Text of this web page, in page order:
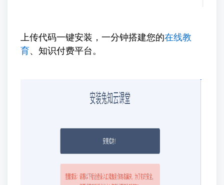
上传代码一键安装，一分钟搭建您的在线教
育、知识付费平台。